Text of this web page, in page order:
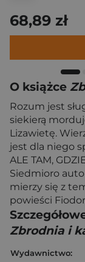
68,89 zł
O książce
Rozum jest
siekierą
Lizawietę.
jest dla niego
ALE TAM,
Siedmioro
mierzy się z
powieści
Zbrodnia i
Wydawnictwo: